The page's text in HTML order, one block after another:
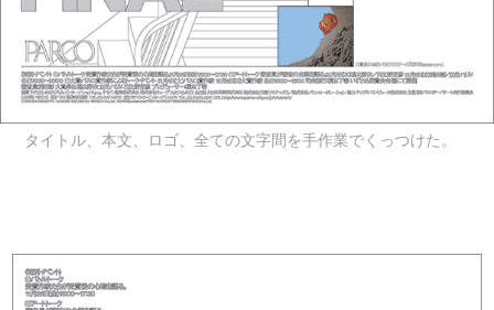
タイトル、本文、ロゴ、全ての文字間を手作業でくっつけた。